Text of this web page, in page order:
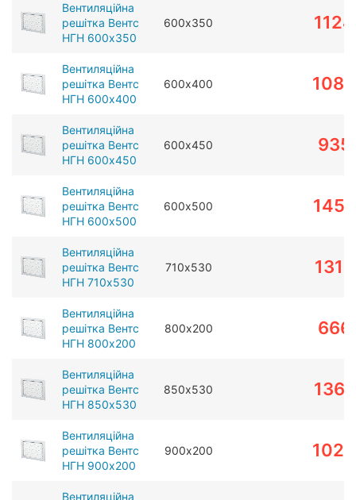
Вентиляційна
решітка Вентс
НГН 600х350
600х350 1124
Вентиляційна
решітка Вентс
НГН 600х400
600х400 1080
Вентиляційна
решітка Вентс
НГН 600х450
600х450 935
Вентиляційна
решітка Вентс
НГН 600х500
600х500 1455
Вентиляційна
решітка Вентс
НГН 710х530
710х530 1315
Вентиляційна
решітка Вентс
НГН 800х200
800х200 666
Вентиляційна
решітка Вентс
НГН 850х530
850х530 1367
Вентиляційна
решітка Вентс
НГН 900х200
900х200 1020
Вентиляційна